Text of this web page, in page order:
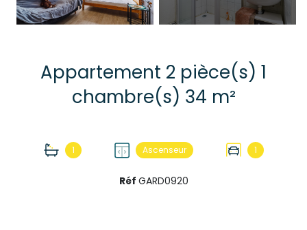
Appartement 2 pièce(s) 1
chambre(s) 34 m²
1 Ascenseur 1
Réf GARD0920